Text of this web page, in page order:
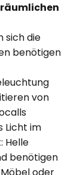
sich die
benötigen
von
Licht im
Helle
benötigen